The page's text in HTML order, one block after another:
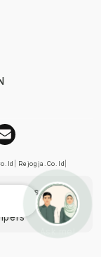
Rejogja.co.id
Pers
2022
Ask me!